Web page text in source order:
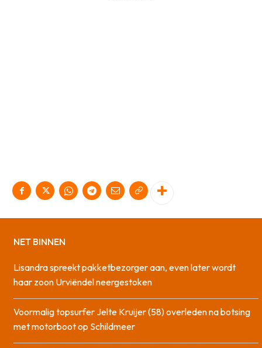
NET BINNEN
Lisandra spreekt pakketbezorger aan, even later wordt
haar zoon Urviëndel neergestoken
Voormalig topsurfer Jelte Kruijer (58) overleden na botsing
met motorboot op Schildmeer